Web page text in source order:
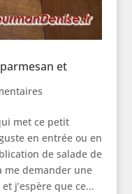
et
met ce petit
en entrée ou en
de salade de
me demander une
j’espère que ce...